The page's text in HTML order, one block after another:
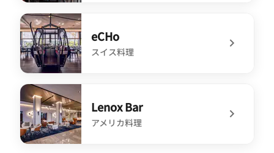
undefined White Elephant
eCHo
スイス料理
undefined eCHo
Lenox Bar
アメリカ料理